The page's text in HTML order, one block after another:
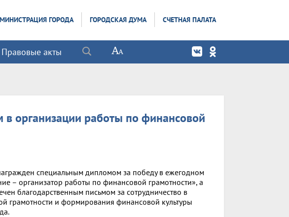
ГОРОДА ГОРОДСКАЯ ДУМА СЧЕТНАЯ ПАЛАТА
Правовые акты
организации работы по финансовой
специальным дипломом за победу в ежегодном
– организатор работы по финансовой грамотности», а
благодарственным письмом за сотрудничество в
грамотности и формирования финансовой культуры